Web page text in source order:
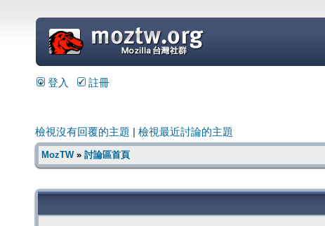
=
登入 註冊
檢視沒有回覆的主題 檢視最近討論的主題
MozTW» 討論區首頁